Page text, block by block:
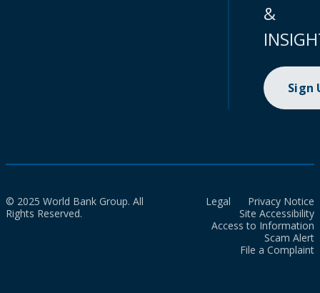
&
Sign
© 2025 World Bank Group. All
Rights Reserved.
Legal
Privacy Notice
Site Accessibility
Access to Information
Scam Alert
File a Complaint